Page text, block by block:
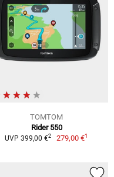
TOMTOM
Rider 550
UVP 399,00 €2 279,00 €1